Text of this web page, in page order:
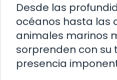
Desde las
océanos hasta las
animales marinos
sorprenden con su
presencia